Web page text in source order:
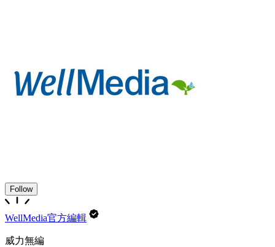
Follow
WellMedia官方編輯
威力無編